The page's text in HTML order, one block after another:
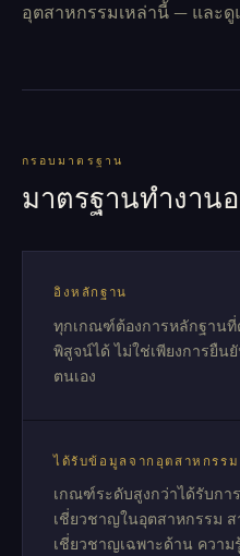
อุตสาหกรรมเหล่านี้ — และดู
กรอบมาตรฐาน
มาตรฐานทำงาน
อิงหลักฐาน
ทุกเกณฑ์ต้องการหลักฐานที่
พิสูจน์ได้ ไม่ใช่เพียงการยืน
ตนเอง
ได้รับข้อมูลจากอุตสาหกรรม
เกณฑ์ระดับสูงกว่าได้รับก
เชี่ยวชาญในอุตสาหกรรม
เชี่ยวชาญเฉพาะด้าน ควา